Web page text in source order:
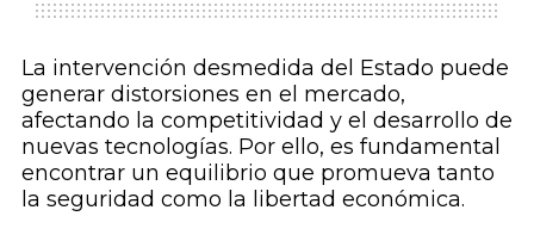
La intervención desmedida del Estado puede
generar distorsiones en el mercado,
afectando la competitividad y el desarrollo de
nuevas tecnologías. Por ello, es fundamental
encontrar un equilibrio que promueva tanto
la seguridad como la libertad económica.